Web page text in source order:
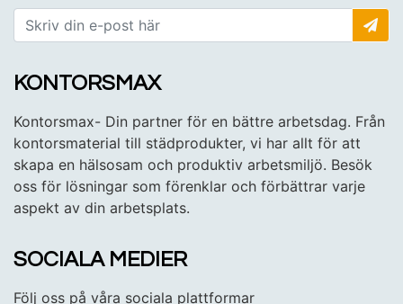
KONTORSMAX
Kontorsmax- Din partner för en bättre arbetsdag. Från
kontorsmaterial till städprodukter, vi har allt för att
skapa en hälsosam och produktiv arbetsmiljö. Besök
oss för lösningar som förenklar och förbättrar varje
aspekt av din arbetsplats.
SOCIALA MEDIER
Följ oss på våra sociala plattformar